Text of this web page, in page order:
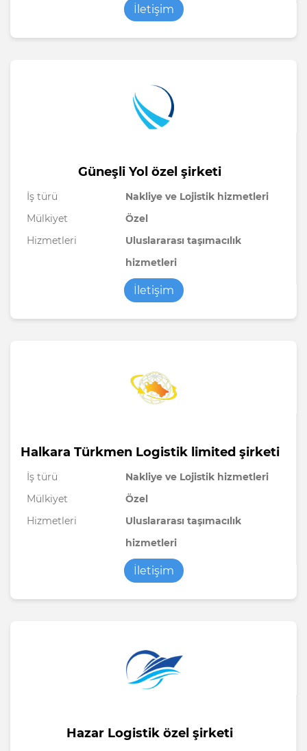
İletişim
Güneşli Yol özel şirketi
İş türü
Nakliye ve Lojistik hizmetleri
Mülkiyet
Özel
Hizmetleri
Uluslararası taşımacılık
hizmetleri
İletişim
Halkara Türkmen Logistik limited şirketi
İş türü
Nakliye ve Lojistik hizmetleri
Mülkiyet
Özel
Hizmetleri
Uluslararası taşımacılık
hizmetleri
İletişim
Hazar Logistik özel şirketi